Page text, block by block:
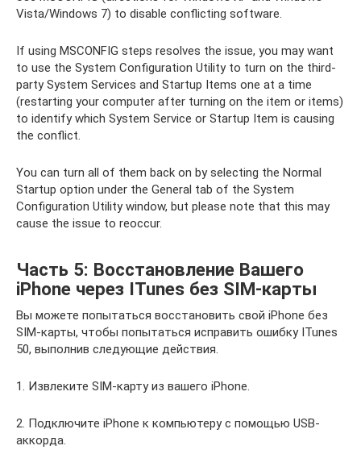
Vista/Windows 7) to disable conflicting software.
If using MSCONFIG steps resolves the issue, you may want
to use the System Configuration Utility to turn on the third-
party System Services and Startup Items one at a time
(restarting your computer after turning on the item or items)
to identify which System Service or Startup Item is causing
the conflict.
You can turn all of them back on by selecting the Normal
Startup option under the General tab of the System
Configuration Utility window, but please note that this may
cause the issue to reoccur.
Часть 5: Восстановление Вашего
iPhone через ITunes без SIM-карты
Вы можете попытаться восстановить свой iPhone без
SIM-карты, чтобы попытаться исправить ошибку ITunes
50, выполнив следующие действия.
1. Извлеките SIM-карту из вашего iPhone.
2. Подключите iPhone к компьютеру с помощью USB-
аккорда.